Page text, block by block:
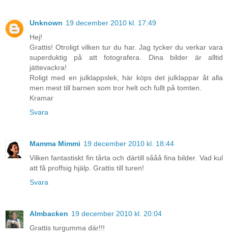
Unknown 19 december 2010 kl. 17:49
Hej!
Grattis! Otroligt vilken tur du har. Jag tycker du verkar vara
superduktig på att fotografera. Dina bilder är alltid
jättevackra!
Roligt med en julklappslek, här köps det julklappar åt alla
men mest till barnen som tror helt och fullt på tomten.
Kramar
Svara
Mamma Mimmi 19 december 2010 kl. 18:44
Vilken fantastiskt fin tårta och därtill sååå fina bilder. Vad kul
att få proffsig hjälp. Grattis till turen!
Svara
Almbacken 19 december 2010 kl. 20:04
Grattis turgumma där!!!